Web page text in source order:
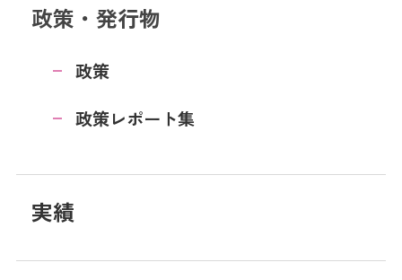
政策・発行物
政策
政策レポート集
実績